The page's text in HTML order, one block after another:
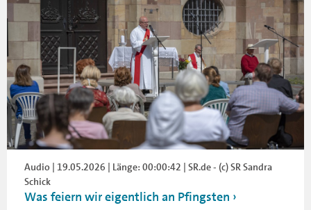
Audio | 19.05.2026 | Länge: 00:00:42 | SR.de - (c) SR Sandra
Schick
Was feiern wir eigentlich an Pfingsten